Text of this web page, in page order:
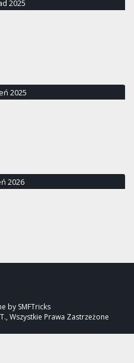
2025
2025
2026
by SMFTricks
Wszystkie Prawa Zastrzeżone